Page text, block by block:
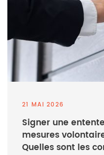
21 MAI 2026
Signer une
mesures
Quelles sont les